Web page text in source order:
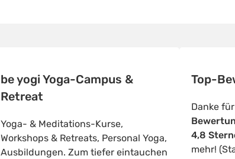
be yogi Yoga-Campus &
Retreat
Yoga- & Meditations-Kurse,
Workshops & Retreats, Personal Yoga,
Ausbildungen. Zum tiefer eintauchen
Top-
Danke für
4,8
mehr!